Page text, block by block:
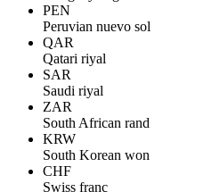
PEN
Peruvian nuevo sol
QAR
Qatari riyal
SAR
Saudi riyal
ZAR
South African rand
KRW
South Korean won
CHF
Swiss franc